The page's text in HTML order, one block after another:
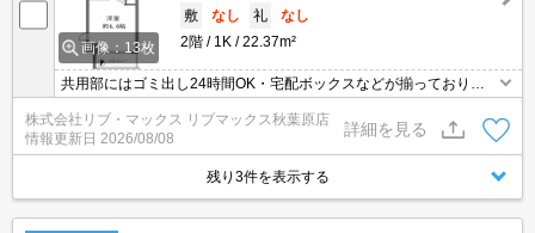
画像：13枚
敷
なし 礼
なし
2階
1K 22.37m²
共用部にはゴミ出し24時間OK・宅配ボックスなどが揃っておりま
す。収納はシューズボックス・クロゼットなど豊富なので、衣類や
履き物の整理がしやすく便利です。室内設備は浴室乾燥機・洗面化
粧台などが揃っているので、快適に過ごしやすいお部屋になりま
す。間取りが1Kでよく自炊をする方にも嬉しい物件です。
株式会社リブ・マックス リブマックス秋葉原店
情報更新日 2026/08/08
詳細を見る
残り3件を表示する